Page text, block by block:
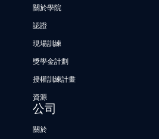
關於學院
認證
現場訓練
獎學金計劃
授權訓練計畫
資源
公司
關於